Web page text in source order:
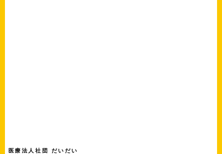
医療法人社団 だいだい